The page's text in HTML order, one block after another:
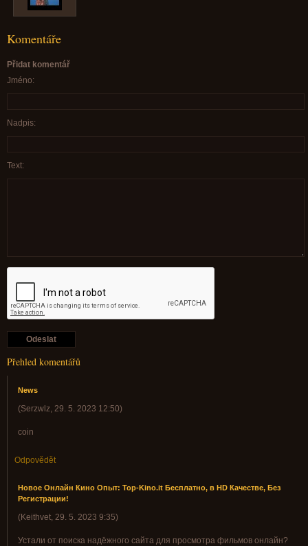
Komentáře
Přidat komentář
Jméno:
Nadpis:
Text:
Přehled komentářů
News
(Serzwlz, 29. 5. 2023 12:50)
coin
Odpovědět
Новое Онлайн Кино Опыт: Top-Kino.it Бесплатно, в HD Качестве, Без
Регистрации!
(Keithvet, 29. 5. 2023 9:35)
Устали от поиска надёжного сайта для просмотра фильмов онлайн?